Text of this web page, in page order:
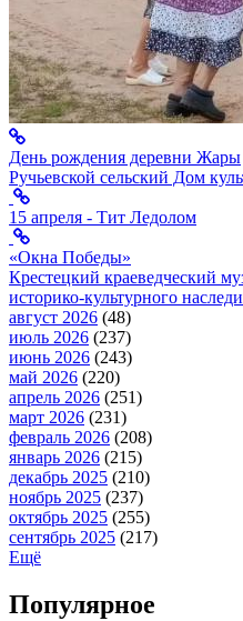
День рождения деревни Жары
Ручьевской сельский Дом
15 апреля - Тит Ледолом
«Окна Победы»
Крестецкий краеведческий
историко-культурного
август 2026 (48)
июль 2026 (237)
июнь 2026 (243)
май 2026 (220)
апрель 2026 (251)
март 2026 (231)
февраль 2026 (208)
январь 2026 (215)
декабрь 2025 (210)
ноябрь 2025 (237)
октябрь 2025 (255)
сентябрь 2025 (217)
Ещё
Популярное